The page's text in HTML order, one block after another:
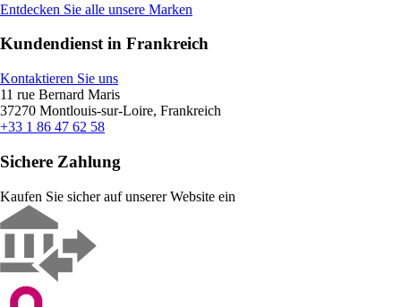
Entdecken Sie alle unsere Marken
Kundendienst in Frankreich
Kontaktieren Sie uns
11 rue Bernard Maris
37270 Montlouis-sur-Loire, Frankreich
+33 1 86 47 62 58
Sichere Zahlung
Kaufen Sie sicher auf unserer Website ein